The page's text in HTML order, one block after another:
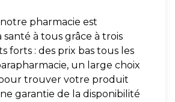
pharmacie est
à tous grâce à trois
forts : des prix bas tous les
un large choix
trouver votre produit
garantie de la disponibilité